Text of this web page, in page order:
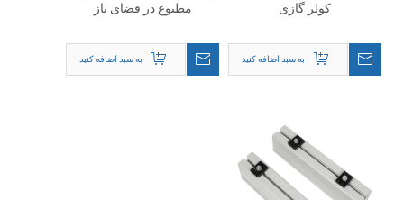
کولر گازی
به سبد اضافه کنید
مطبوع در فضای باز
به سبد اضافه کنید